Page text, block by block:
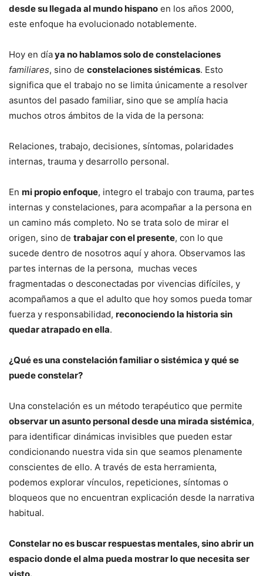
desde su llegada al mundo hispano en los años 2000,
este enfoque ha evolucionado notablemente.
Hoy en díaya no hablamos solo de constelaciones
familiares, sino de constelaciones sistémicas. Esto
significa que el trabajo no se limita únicamente a resolver
asuntos del pasado familiar, sino que se amplía hacia
muchos otros ámbitos de la vida de la persona:
Relaciones, trabajo, decisiones, síntomas, polaridades
internas, trauma y desarrollo personal.
En mi propio enfoque, integro el trabajo con trauma, partes
internas y constelaciones, para acompañar a la persona en
un camino más completo. No se trata solo de mirar el
origen, sino de trabajar con el presente, con lo que
sucede dentro de nosotros aquí y ahora. Observamos las
partes internas de la persona, muchas veces
fragmentadas o desconectadas por vivencias difíciles, y
acompañamos a que el adulto que hoy somos pueda tomar
fuerza y responsabilidad, reconociendo la historia sin
quedar atrapado en ella.
¿Qué es una constelación familiar o sistémica y qué se
puede constelar?
Una constelación es un método terapéutico que permite
observar un asunto personal desde una mirada sistémica,
para identificar dinámicas invisibles que pueden estar
condicionando nuestra vida sin que seamos plenamente
conscientes de ello. A través de esta herramienta,
podemos explorar vínculos, repeticiones, síntomas o
bloqueos que no encuentran explicación desde la narrativa
habitual.
Constelar no es buscar respuestas mentales, sino abrir un
espacio donde el alma pueda mostrar lo que necesita ser